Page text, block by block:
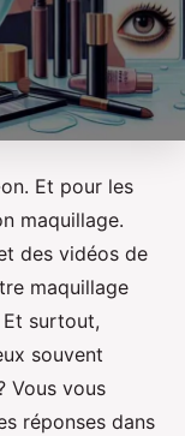
Et pour les
maquillage.
des vidéos de
maquillage
Et surtout,
souvent
Vous vous
réponses dans